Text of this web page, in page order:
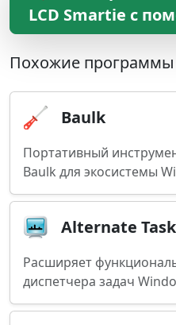
LCD Smartie с
Похожие программы
Baulk
Портативный
Baulk для экосистемы
Alternate
Расширяет
диспетчера задач